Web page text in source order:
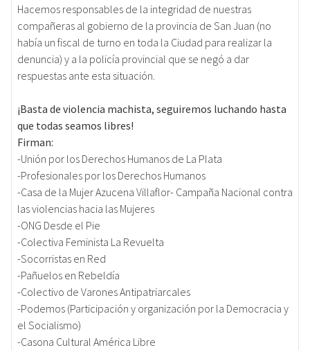
Hacemos responsables de la integridad de nuestras
compañeras al gobierno de la provincia de San Juan (no
había un fiscal de turno en toda la Ciudad para realizar la
denuncia) y a la policía provincial que se negó a dar
respuestas ante esta situación.
¡Basta de violencia machista, seguiremos luchando hasta
que todas seamos libres!
Firman:
-Unión por los Derechos Humanos de La Plata
-Profesionales por los Derechos Humanos
-Casa de la Mujer Azucena Villaflor- Campaña Nacional contra
las violencias hacia las Mujeres
-ONG Desde el Pie
-Colectiva Feminista La Revuelta
-Socorristas en Red
-Pañuelos en Rebeldía
-Colectivo de Varones Antipatriarcales
-Podemos (Participación y organización por la Democracia y
el Socialismo)
-Casona Cultural América Libre